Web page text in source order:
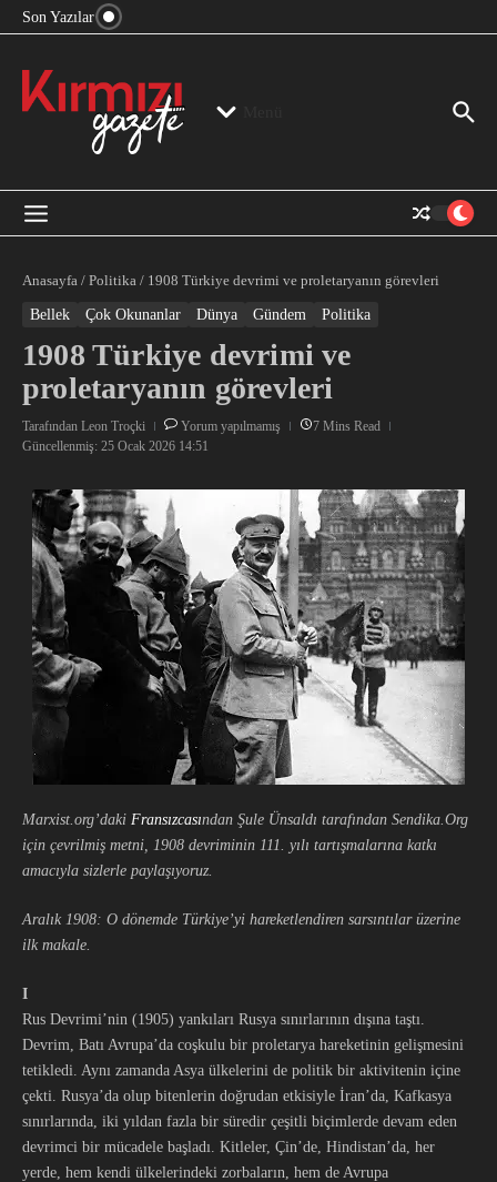
İçeriğe atla
Son Yazılar
“Mutlak Butlan” ve Bir Kez Daha Rejimin “Kendinden
Anasayfa / Politika / 1908 Türkiye devrimi ve proletaryanın görevleri
Bellek Çok Okunanlar Dünya Gündem Politika
1908 Türkiye devrimi ve
proletaryanın görevleri
Tarafından Leon Troçki Yorum yapılmamış
7 Mins Read
Güncellenmiş: 25 Ocak 2026 14:51
Marxist.org’daki Fransızcasından Şule Ünsaldı tarafından Sendika.Org
için çevrilmiş metni, 1908 devriminin 111. yılı tartışmalarına katkı
amacıyla sizlerle paylaşıyoruz.
Aralık 1908: O dönemde Türkiye’yi hareketlendiren sarsıntılar üzerine
ilk makale.
I
Rus Devrimi’nin (1905) yankıları Rusya sınırlarının dışına taştı.
Devrim, Batı Avrupa’da coşkulu bir proletarya hareketinin gelişmesini
tetikledi. Aynı zamanda Asya ülkelerini de politik bir aktivitenin içine
çekti. Rusya’da olup bitenlerin doğrudan etkisiyle İran’da, Kafkasya
sınırlarında, iki yıldan fazla bir süredir çeşitli biçimlerde devam eden
devrimci bir mücadele başladı. Kitleler, Çin’de, Hindistan’da, her
yerde, hem kendi ülkelerindeki zorbaların, hem de Avrupa